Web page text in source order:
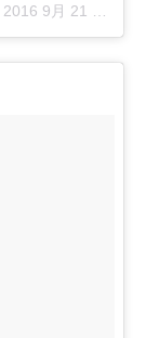
2016 9月 21 4:48午後 PDT